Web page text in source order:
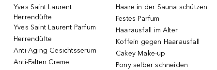
Yves Saint Laurent
Herrendüfte
Yves Saint Laurent Parfum
Herrendüfte
Anti-Aging Gesichtsserum
Anti-Falten Creme
Haare in der Sauna schützen
Festes Parfum
Haarausfall im Alter
Koffein gegen Haarausfall
Cakey Make-up
Pony selber schneiden